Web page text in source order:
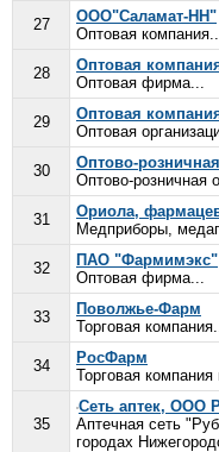
27
ООО"Саламат-НН"
Оптовая
28
Оптовая
Оптовая фирма...
29
Оптовая
Оптовая
30
Оптово-
Оптово-розничная
31
Ориола,
Медприборы,
32
ПАО "Фармимэкс"
Оптовая фирма...
33
Поволжье-Фарм
Торговая
34
РосФарм
Торговая
35
Сеть аптек, ООО
Аптечная сеть
городах